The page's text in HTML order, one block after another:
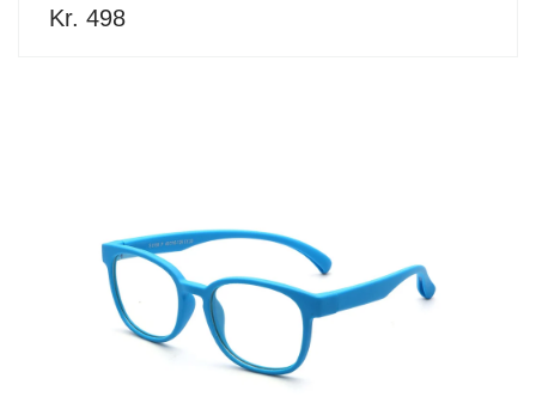
Kr. 498